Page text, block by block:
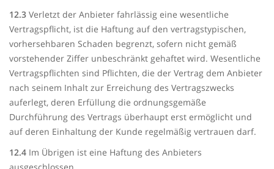
12.3 Verletzt der Anbieter fahrlässig eine wesentliche
Vertragspflicht, ist die Haftung auf den vertragstypischen,
vorhersehbaren Schaden begrenzt, sofern nicht gemäß
vorstehender Ziffer unbeschränkt gehaftet wird. Wesentliche
Vertragspflichten sind Pflichten, die der Vertrag dem Anbieter
nach seinem Inhalt zur Erreichung des Vertragszwecks
auferlegt, deren Erfüllung die ordnungsgemäße
Durchführung des Vertrags überhaupt erst ermöglicht und
auf deren Einhaltung der Kunde regelmäßig vertrauen darf.
12.4 Im Übrigen ist eine Haftung des Anbieters
ausgeschlossen.